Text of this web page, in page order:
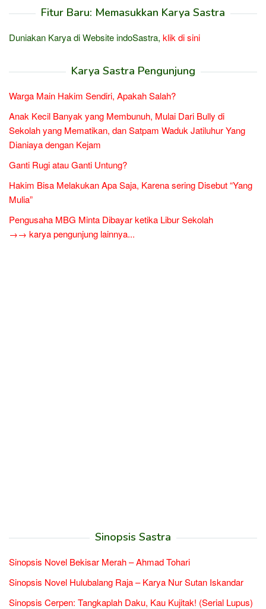
Fitur Baru: Memasukkan Karya Sastra
Duniakan Karya di Website indoSastra, klik di sini
Karya Sastra Pengunjung
Warga Main Hakim Sendiri, Apakah Salah?
Anak Kecil Banyak yang Membunuh, Mulai Dari Bully di
Sekolah yang Mematikan, dan Satpam Waduk Jatiluhur Yang
Dianiaya dengan Kejam
Ganti Rugi atau Ganti Untung?
Hakim Bisa Melakukan Apa Saja, Karena sering Disebut “Yang
Mulia”
Pengusaha MBG Minta Dibayar ketika Libur Sekolah
→→ karya pengunjung lainnya...
Sinopsis Sastra
Sinopsis Novel Bekisar Merah – Ahmad Tohari
Sinopsis Novel Hulubalang Raja – Karya Nur Sutan Iskandar
Sinopsis Cerpen: Tangkaplah Daku, Kau Kujitak! (Serial Lupus)